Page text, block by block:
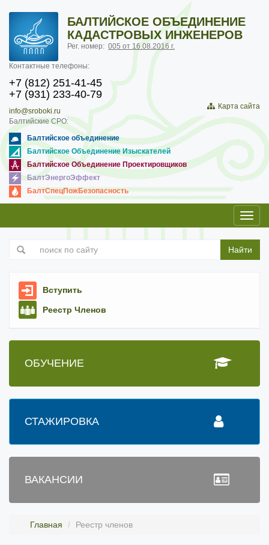
БАЛТИЙСКОЕ ОБЪЕДИНЕНИЕ
КАДАСТРОВЫХ ИНЖЕНЕРОВ
Рег. номер: 005 от 16.08.2016 г.
Контактные телефоны:
+7 (812) 251-41-45
+7 (931) 233-40-79
info@sroboki.ru
Карта сайта
Балтийские СРО:
Балтийское объединение
Балтийское Объединение Изыскателей
Балтийское Объединение Проектировщиков
БалтЭнергоЭффект
БалтСпецПожБезопасность
Найти
Вступить
Реестр Членов
ОБУЧЕНИЕ
СТАЖИРОВКА
ВАКАНСИИ
Главная Реестр членов